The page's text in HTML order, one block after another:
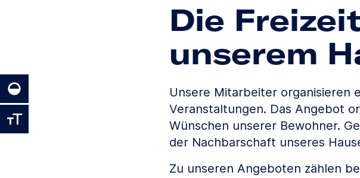
Die
unserem
Unsere Mitarbeiter organisieren
Veranstaltungen. Das Angebot
Wünschen unserer Bewohner.
der Nachbarschaft unseres
Zu unseren Angeboten zählen